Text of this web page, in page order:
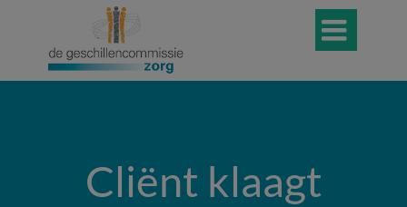

Cliënt klaagt